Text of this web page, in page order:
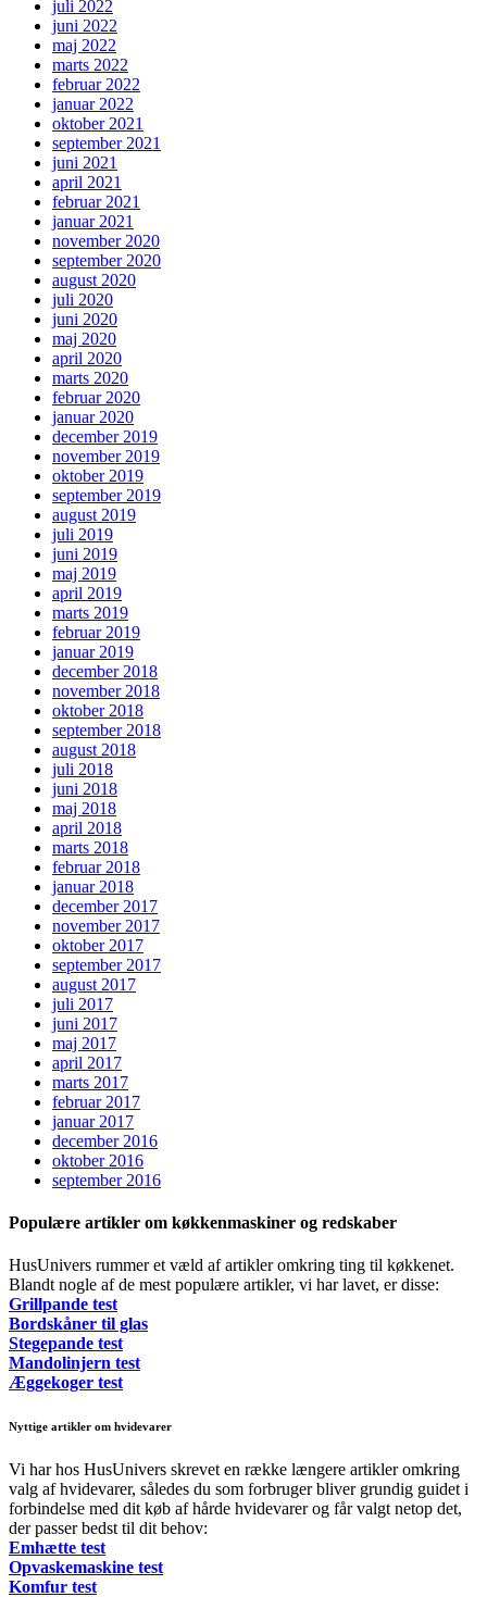
juli 2022
juni 2022
maj 2022
marts 2022
februar 2022
januar 2022
oktober 2021
september 2021
juni 2021
april 2021
februar 2021
januar 2021
november 2020
september 2020
august 2020
juli 2020
juni 2020
maj 2020
april 2020
marts 2020
februar 2020
januar 2020
december 2019
november 2019
oktober 2019
september 2019
august 2019
juli 2019
juni 2019
maj 2019
april 2019
marts 2019
februar 2019
januar 2019
december 2018
november 2018
oktober 2018
september 2018
august 2018
juli 2018
juni 2018
maj 2018
april 2018
marts 2018
februar 2018
januar 2018
december 2017
november 2017
oktober 2017
september 2017
august 2017
juli 2017
juni 2017
maj 2017
april 2017
marts 2017
februar 2017
januar 2017
december 2016
oktober 2016
september 2016
Populære artikler om køkkenmaskiner og redskaber
HusUnivers rummer et væld af artikler omkring ting til køkkenet.
Blandt nogle af de mest populære artikler, vi har lavet, er disse:
Grillpande test
Bordskåner til glas
Stegepande test
Mandolinjern test
Æggekoger test
Nyttige artikler om hvidevarer
Vi har hos HusUnivers skrevet en række længere artikler omkring
valg af hvidevarer, således du som forbruger bliver grundig guidet i
forbindelse med dit køb af hårde hvidevarer og får valgt netop det,
der passer bedst til dit behov:
Emhætte test
Opvaskemaskine test
Komfur test